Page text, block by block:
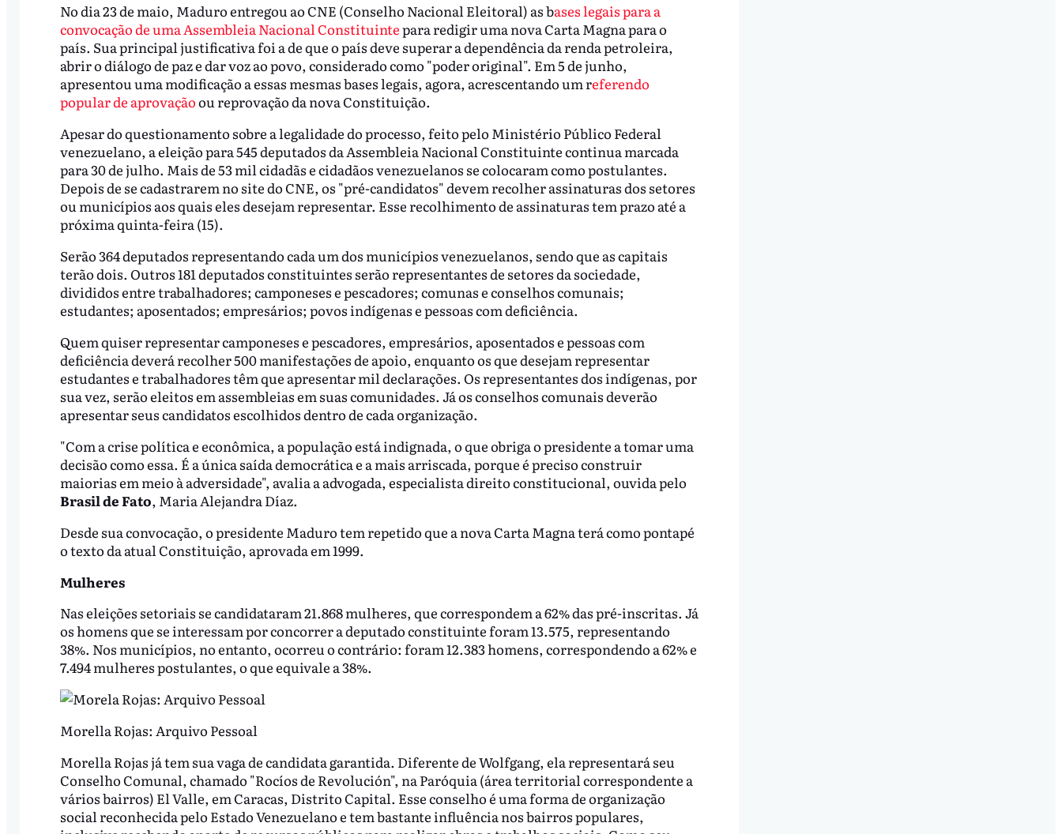
No dia 23 de maio, Maduro entregou ao CNE (Conselho Nacional Eleitoral) as bases legais para a
convocação de uma Assembleia Nacional Constituintepara redigir uma nova Carta Magna para o
país. Sua principal justificativa foi a de que o país deve superar a dependência da renda petroleira,
abrir o diálogo de paz e dar voz ao povo, considerado como "poder original". Em 5 de junho,
apresentou uma modificação a essas mesmas bases legais, agora, acrescentando um referendo
popular de aprovaçãoou reprovação da nova Constituição.
Apesar do questionamento sobre a legalidade do processo, feito pelo Ministério Público Federal
venezuelano, a eleição para 545 deputados da Assembleia Nacional Constituinte continua marcada
para 30 de julho. Mais de 53 mil cidadãs e cidadãos venezuelanos se colocaram como postulantes.
Depois de se cadastrarem no site do CNE, os "pré-candidatos" devem recolher assinaturas dos setores
ou municípios aos quais eles desejam representar. Esse recolhimento de assinaturas tem prazo até a
próxima quinta-feira (15).
Serão 364 deputados representando cada um dos municípios venezuelanos, sendo que as capitais
terão dois. Outros 181 deputados constituintes serão representantes de setores da sociedade,
divididos entre trabalhadores; camponeses e pescadores; comunas e conselhos comunais;
estudantes; aposentados; empresários; povos indígenas e pessoas com deficiência.
Quem quiser representar camponeses e pescadores, empresários, aposentados e pessoas com
deficiência deverá recolher 500 manifestações de apoio, enquanto os que desejam representar
estudantes e trabalhadores têm que apresentar mil declarações. Os representantes dos indígenas, por
sua vez, serão eleitos em assembleias em suas comunidades. Já os conselhos comunais deverão
apresentar seus candidatos escolhidos dentro de cada organização.
"Com a crise política e econômica, a população está indignada, o que obriga o presidente a tomar uma
decisão como essa. É a única saída democrática e a mais arriscada, porque é preciso construir
maiorias em meio à adversidade", avalia a advogada, especialista direito constitucional, ouvida pelo
Brasil de Fato, Maria Alejandra Díaz.
Desde sua convocação, o presidente Maduro tem repetido que a nova Carta Magna terá como pontapé
o texto da atual Constituição, aprovada em 1999.
Mulheres
Nas eleições setoriais se candidataram 21.868 mulheres, que correspondem a 62% das pré-inscritas. Já
os homens que se interessam por concorrer a deputado constituinte foram 13.575, representando
38%. Nos municípios, no entanto, ocorreu o contrário: foram 12.383 homens, correspondendo a 62% e
7.494 mulheres postulantes, o que equivale a 38%.
Morella Rojas: Arquivo Pessoal
Morella Rojas já tem sua vaga de candidata garantida. Diferente de Wolfgang, ela representará seu
Conselho Comunal, chamado "Rocíos de Revolución", na Paróquia (área territorial correspondente a
vários bairros) El Valle, em Caracas, Distrito Capital. Esse conselho é uma forma de organização
social reconhecida pelo Estado Venezuelano e tem bastante influência nos bairros populares,